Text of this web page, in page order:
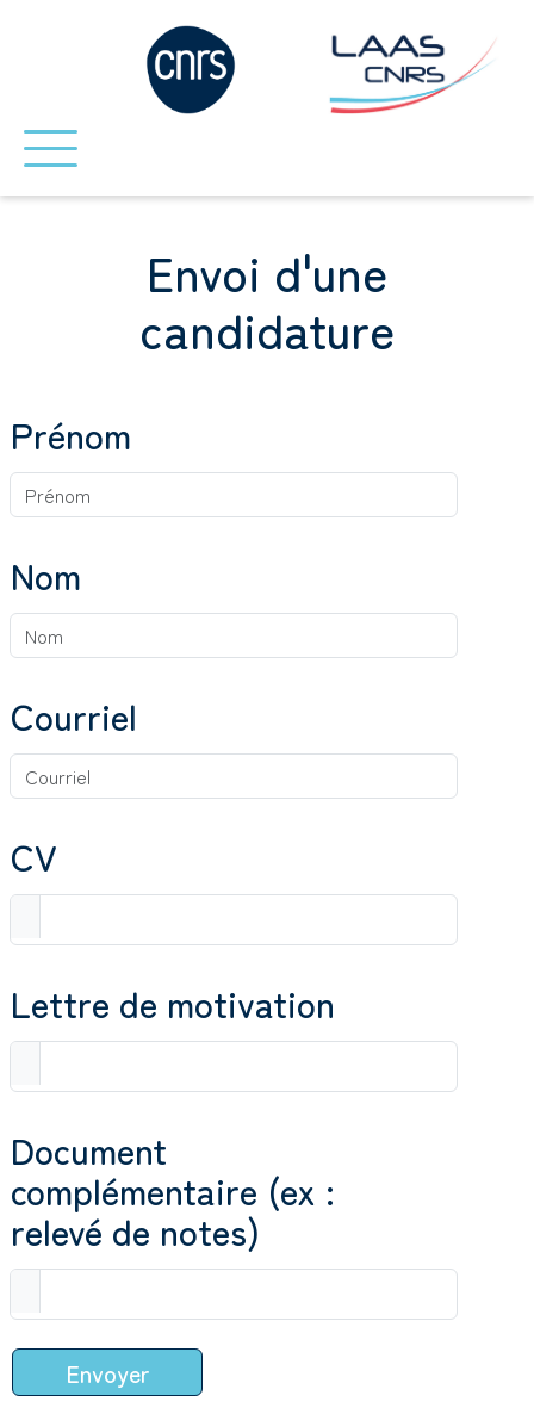
Envoi d'une
candidature
Prénom
Nom
Courriel
CV
Lettre de motivation
Document
complémentaire (ex :
relevé de notes)